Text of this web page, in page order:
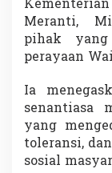
Meranti,
pihak
perayaan
Ia
senantiasa
yang
toleransi,
sosial